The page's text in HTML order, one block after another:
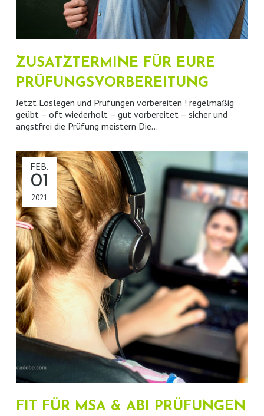
FERIENKURSE
PARTNER / LINKS
LEHRERPORTAL
DATENSCHUTZ
ZUSATZTERMINE FÜR EURE
PRÜFUNGSVORBEREITUNG
Jetzt Loslegen und Prüfungen vorbereiten ! regelmäßig
geübt – oft wiederholt – gut vorbereitet – sicher und
angstfrei die Prüfung meistern Die…
FIT FÜR MSA & ABI PRÜFUNGEN
FEB.
01
2021